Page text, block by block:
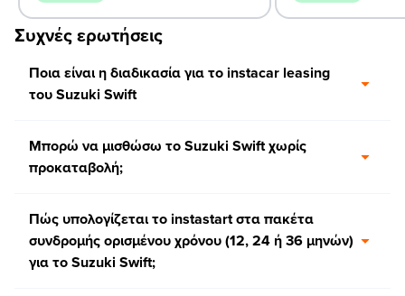
Συχνές ερωτήσεις
Ποια είναι η διαδικασία για το instacar leasing
του Suzuki Swift
Μπορώ να μισθώσω το Suzuki Swift χωρίς
προκαταβολή;
Πώς υπολογίζεται το instastart στα πακέτα
συνδρομής ορισμένου χρόνου (12, 24 ή 36 μηνών)
για το Suzuki Swift;